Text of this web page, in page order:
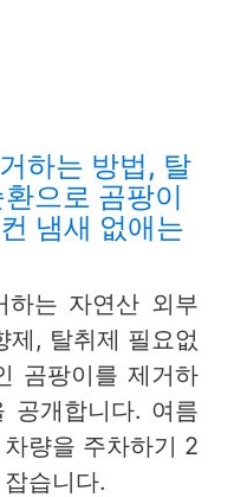
하는 방법, 탈
으로 곰팡이
냄새 없애는
하는 자연산 외부
제, 탈취제 필요없
곰팡이를 제거하
공개합니다. 여름
량을 주차하기 2
습니다.